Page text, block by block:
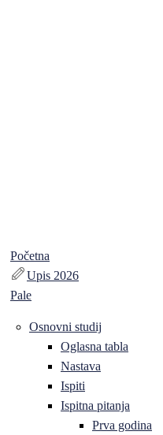
Početna
Upis 2026
Pale
Osnovni studij
Oglasna tabla
Nastava
Ispiti
Ispitna pitanja
Prva godina